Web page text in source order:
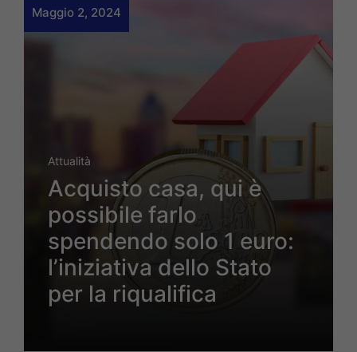
Maggio 2, 2024
Attualità
Acquisto casa, qui è
possibile farlo
spendendo solo 1 euro:
l’iniziativa dello Stato
per la riqualifica